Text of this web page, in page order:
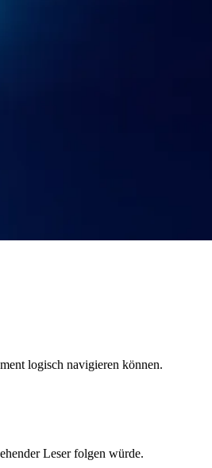
logisch navigieren können.
Leser folgen würde.